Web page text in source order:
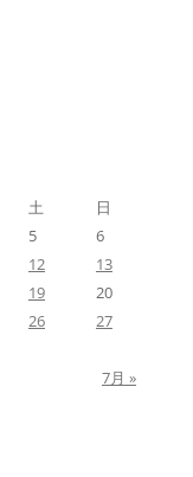
土
日
5
6
12
13
19
20
26
27
7月 »